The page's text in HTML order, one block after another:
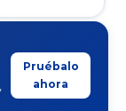
Pruébalo
ahora